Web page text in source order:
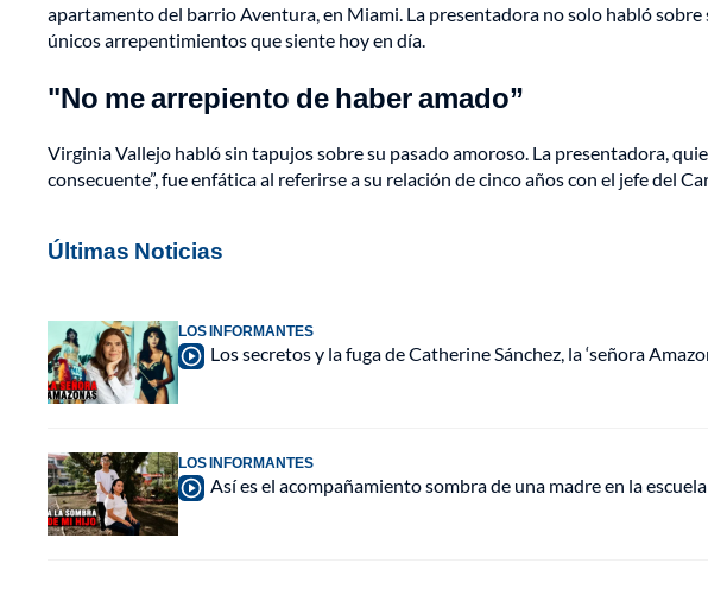
apartamento del barrio Aventura, en Miami. La presentadora no solo habló
únicos arrepentimientos que siente hoy en día.
"No me arrepiento de haber amado”
Virginia Vallejo habló sin tapujos sobre su pasado amoroso. La presentadora,
consecuente”, fue enfática al referirse a su relación de cinco años con el jefe del
Últimas Noticias
LOS INFORMANTES
Los secretos y la fuga de Catherine Sánchez, la ‘señora
LOS INFORMANTES
Así es el acompañamiento sombra de una madre en la